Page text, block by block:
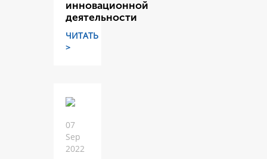
инновационной
деятельности
ЧИТАТЬ
>
07
Sep
2022